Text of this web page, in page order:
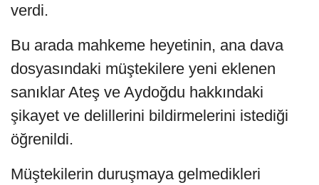
verdi.
Bu arada mahkeme heyetinin, ana dava
dosyasındaki müştekilere yeni eklenen
sanıklar Ateş ve Aydoğdu hakkındaki
şikayet ve delillerini bildirmelerini istediği
öğrenildi.
Müştekilerin duruşmaya gelmedikleri